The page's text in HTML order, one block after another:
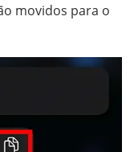
movidos para o